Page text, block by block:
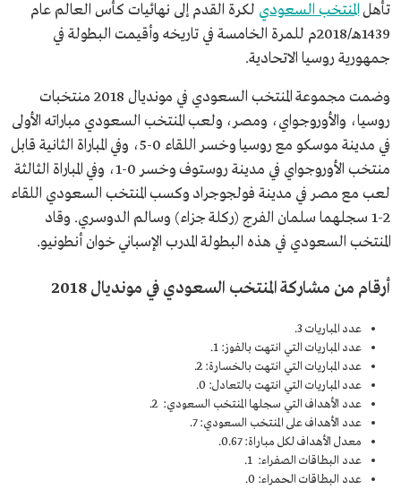
تأهلالمنتخب السعودي لكرة القدم إلى نهائيات كأس العالم عام
1439هـ/2018م للمرة الخامسة في تاريخه وأقيمت البطولة في
جمهورية روسيا الاتحادية.
وضمت مجموعة المنتخب السعودي في مونديال 2018 منتخبات
روسيا، والأوروجواي، ومصر، ولعب المنتخب السعودي مباراته الأولى
في مدينة موسكو مع روسيا وخسر اللقاء 0-5، وفي المباراة الثانية قابل
منتخب الأوروجواي في مدينة روستوف وخسر 0-1، وفي المباراة الثالثة
لعب مع مصر في مدينة فولجوجراد وكسب المنتخب السعودي اللقاء
2-1 سجلهما سلمان الفرج (ركلة جزاء) وسالم الدوسري. وقاد
المنتخب السعودي في هذه البطولة المدرب الإسباني خوان أنطونيو.
أرقام من مشاركة المنتخب السعودي في مونديال 2018
عدد المباريات 3.
عدد المباريات التي انتهت بالفوز: 1.
عدد المباريات التي انتهت بالخسارة: 2.
عدد المباريات التي انتهت بالتعادل: 0.
عدد الأهداف التي سجلها المنتخب السعودي: 2.
عدد الأهداف على المنتخب السعودي: 7.
معدل الأهداف لكل مباراة: 0.67.
عدد البطاقات الصفراء: 1.
عدد البطاقات الحمراء: 0.